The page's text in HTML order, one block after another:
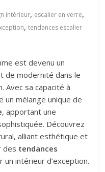
intérieur, escalier en verre,
,tendances escalier
est devenu un
de modernité dans le
Avec sa capacité à
un mélange unique de
, apportant une
Découvrez
alliant esthétique et
des tendances
intérieur d’exception.